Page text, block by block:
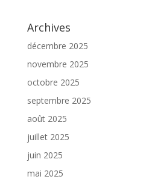
Archives
décembre 2025
novembre 2025
octobre 2025
septembre 2025
août 2025
juillet 2025
juin 2025
mai 2025